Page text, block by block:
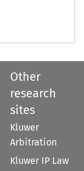
Other
research
sites
Kluwer
Arbitration
Kluwer IP Law